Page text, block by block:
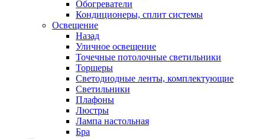
Обогреватели
Кондиционеры, сплит системы
Освещение
Назад
Уличное освещение
Точечные потолочные светильники
Торшеры
Светодиодные ленты, комплектующие
Светильники
Плафоны
Люстры
Лампа настольная
Бра